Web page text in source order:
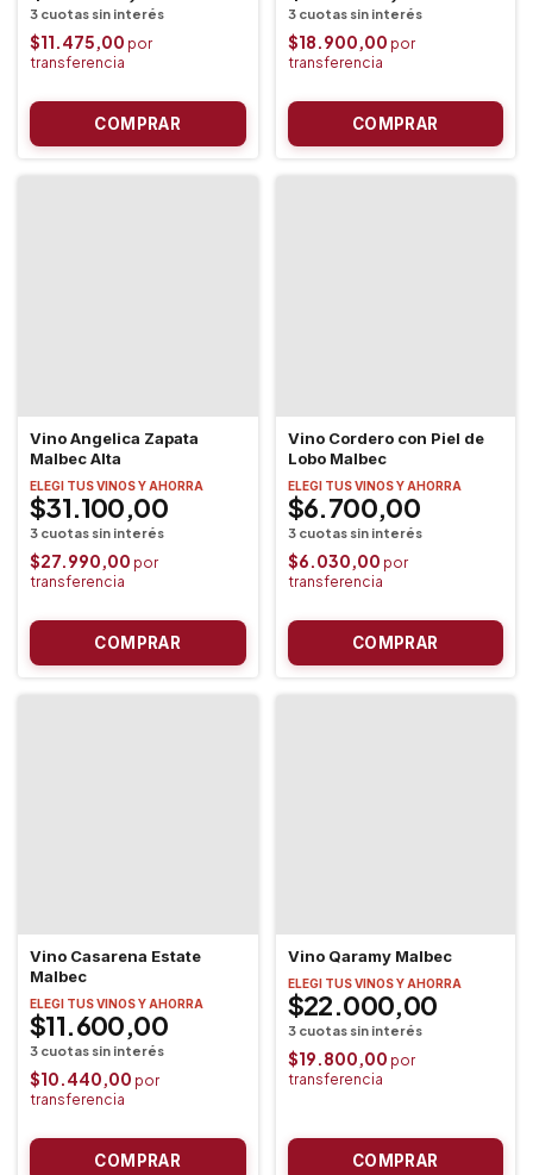
$11.475,00 $18.900,00
Vino Angelica Zapata
Malbec Alta
ELEGI TUS VINOS Y AHORRA
$31.100,00
$27.990,00
Vino Cordero con Piel de
Lobo Malbec
ELEGI TUS VINOS Y AHORRA
$6.700,00
$6.030,00
Vino Casarena Estate
Malbec
ELEGI TUS VINOS Y AHORRA
$11.600,00
$10.440,00
Vino Qaramy Malbec
ELEGI TUS VINOS Y AHORRA
$22.000,00
$19.800,00